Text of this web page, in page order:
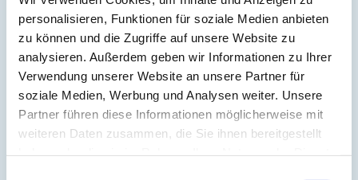
personalisieren, Funktionen für soziale Medien anbieten
zu können und die Zugriffe auf unsere Website zu
analysieren. Außerdem geben wir Informationen zu Ihrer
Verwendung unserer Website an unsere Partner für
soziale Medien, Werbung und Analysen weiter. Unsere
Partner führen diese Informationen möglicherweise mit
weiteren Daten zusammen, die Sie ihnen bereitgestellt
Balance(5)
Beinmuskulatur(1)
Beinpflege(1)
Berührung
Besinnlichkeit(1)
Bewusstheit(1)
Bewusstsein (2)
Bhagavad Gita(2)
Blut(1)